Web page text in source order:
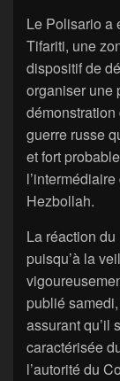
Le Polisario a
Tifariti, une
dispositif de
organiser une
guerre russe
et fort
Hezbollah.
La réaction du
puisqu’à la
publié
assurant qu’il
caractérisée
l’autorité du